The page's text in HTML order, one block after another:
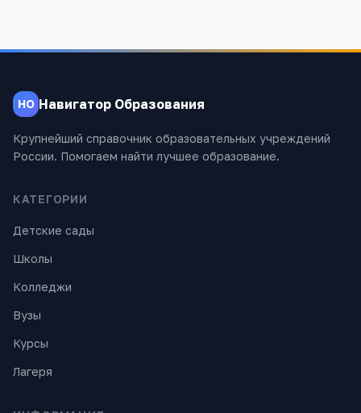
НО Навигатор Образования
Крупнейший справочник образовательных учреждений
России. Помогаем найти лучшее образование.
КАТЕГОРИИ
Детские сады
Школы
Колледжи
Вузы
Курсы
Лагеря